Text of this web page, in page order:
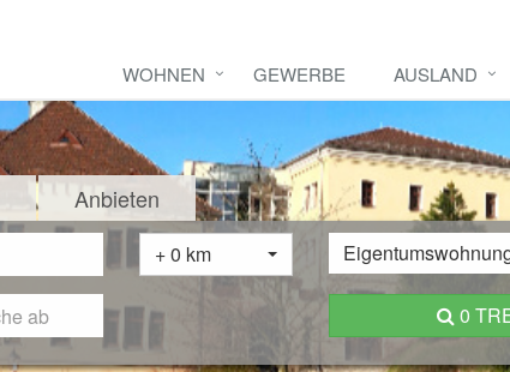
WOHNEN GEWERBE AUSLAND
Anbieten
+ 0 km
0